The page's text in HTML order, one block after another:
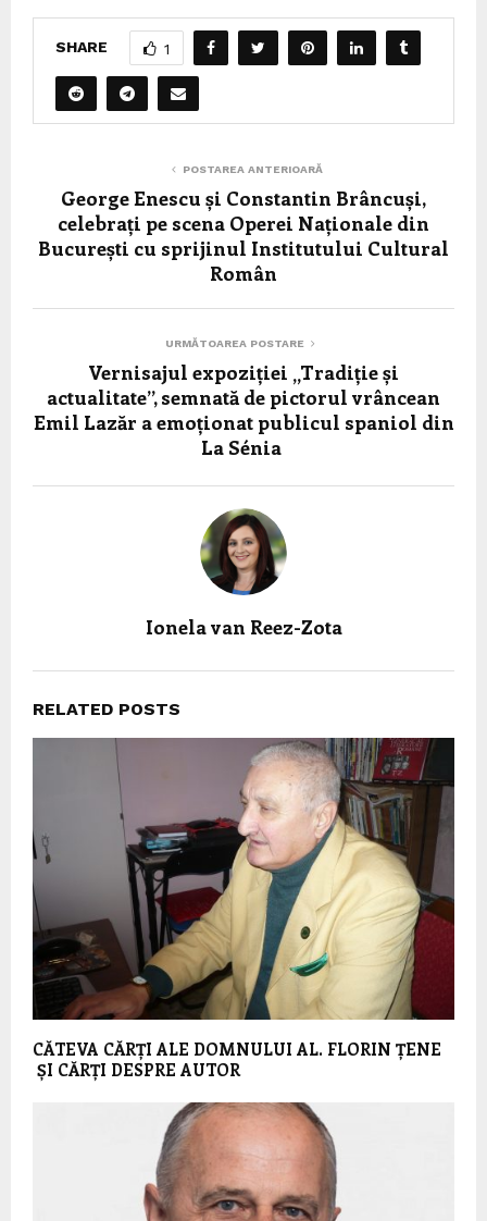
SHARE 1
POSTAREA ANTERIOARĂ
George Enescu și Constantin Brâncuși,
celebrați pe scena Operei Naționale din
București cu sprijinul Institutului Cultural
Român
URMĂTOAREA POSTARE
Vernisajul expoziției „Tradiție și
actualitate”, semnată de pictorul vrâncean
Emil Lazăr a emoționat publicul spaniol din
La Sénia
Ionela van Reez-Zota
RELATED POSTS
CĂTEVA CĂRȚI ALE DOMNULUI AL. FLORIN ȚENE
ȘI CĂRȚI DESPRE AUTOR